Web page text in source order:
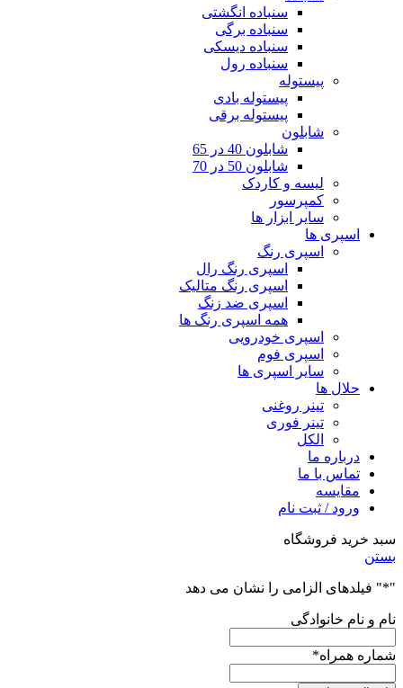
سنباده انگشتی
سنباده برگی
سنباده دیسکی
سنباده رول
پیستوله
پیستوله بادی
پیستوله برقی
شابلون
شابلون 40 در 65
شابلون 50 در 70
لیسه و کاردک
کمپرسور
سایر ابزار ها
اسپری ها
اسپری رنگ
اسپری رنگ رال
اسپری رنگ متالیک
اسپری ضد زنگ
همه اسپری رنگ ها
اسپری خودرویی
اسپری فوم
سایر اسپری ها
حلال ها
تینر روغنی
تینر فوری
الکل
درباره ما
تماس با ما
مقایسه
ورود / ثبت نام
سبد خرید فروشگاه
بستن
"
*" فیلدهای الزامی را نشان می دهد
نام و نام خانوادگی
شماره همراه*